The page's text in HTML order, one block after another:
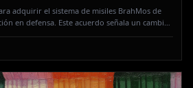
adquirir el sistema de misiles BrahMos de
en defensa. Este acuerdo señala un cambio